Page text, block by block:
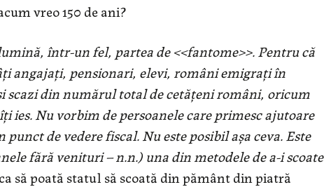
vreo 150 de ani?
într-un fel, partea de <<fantome>>. Pentru că
angajați, pensionari, elevi, români emigrați în
scazi din numărul total de cetățeni români, oricum
ies. Nu vorbim de persoanele care primesc ajutoare
de vedere fiscal. Nu este posibil așa ceva. Este
fără venituri – n.n.) una din metodele de a-i scoate
să poată statul să scoată din pământ din piatră